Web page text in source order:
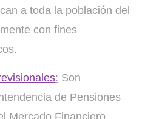
a toda la población del
con fines
: Son
de Pensiones
Mercado Financiero